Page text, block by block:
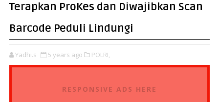
Terapkan ProKes dan Diwajibkan Scan
Barcode Peduli Lindungi
Yadhi.s 5 years ago POLRI,
RESPONSIVE ADS HERE